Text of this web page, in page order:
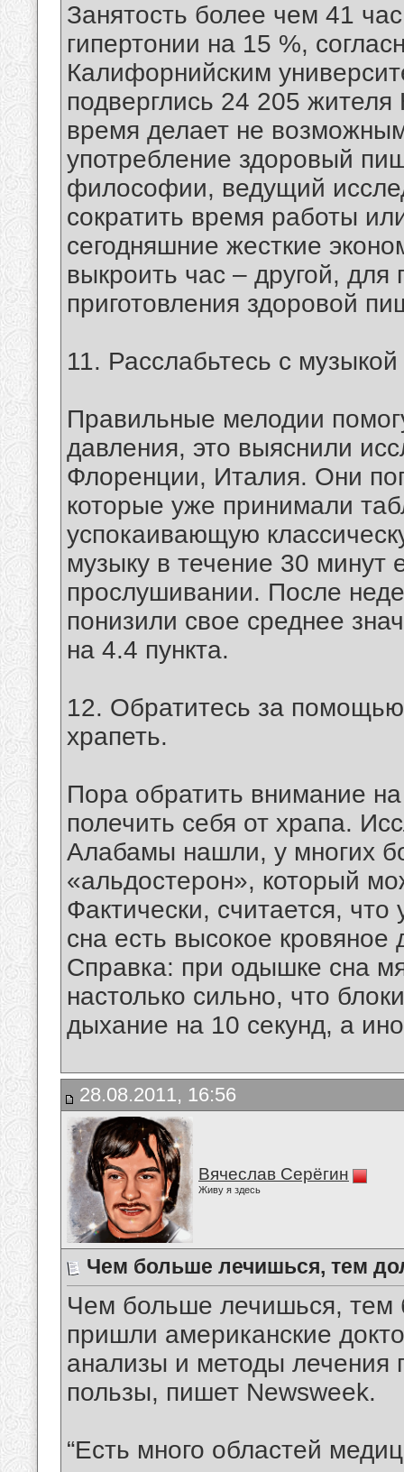
Занятость более чем 41
гипертонии на 15 %,
Калифорнийским
подверглись 24 205
время делает не
употребление здоровый
философии, ведущий
сократить время работы
сегодняшние жесткие
выкроить час – другой, для
приготовления здоровой
11. Расслабьтесь с музыкой
Правильные мелодии
давления, это выяснили
Флоренции, Италия. Они
которые уже принимали
успокаивающую
музыку в течение 30
прослушивании. После
понизили свое среднее
на 4.4 пункта.
12. Обратитесь за
храпеть.
Пора обратить внимание
полечить себя от храпа.
Алабамы нашли, у многих
«альдостерон», который
Фактически, считается,
сна есть высокое кровяное
Справка: при одышке сна
настолько сильно, что
дыхание на 10 секунд, а
28.08.2011, 16:56
Вячеслав Серёгин
Живу я здесь
Чем больше лечишься, тем
Чем больше лечишься, тем
пришли американские
анализы и методы лечения
пользы, пишет Newsweek.
“Есть много областей